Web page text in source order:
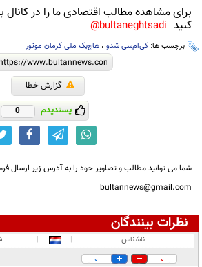
برای مشاهده مطالب اقتصادی ما را در کانال
کنید bultaneghtsadi@
برچسب ها: کی‌ام‌سی شدو ، هاچ‌بک ملی کرمان موتور
گزارش خطا
پسندیدم 0
شما می توانید مطالب و تصاویر خود را به آدرس زیر ارسال
bultannews@gmail.com
نظرات بینندگان
در انتظار بررسی:
ناشناس |
|
0
0